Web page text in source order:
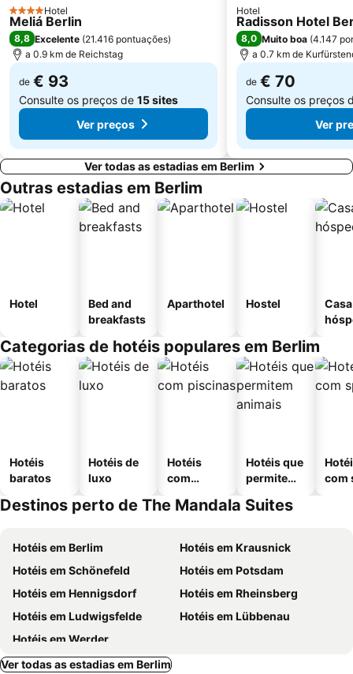
Reichstag
Historische Tour Flughafen Tempelhof
Wittenbergplatz
4 Estrelas
Hotel
Meliá Berlin
8,8 Excelente (21.416 pontuações)
a 0.9 km de Reichstag
de € 93
Consulte os preços de 15 sites
Ver preços
Hotel
Radisson Hotel
8,0 Muito boa (4.147
a 0.7 km de
de € 70
Consulte os preços
Ver
Ver todas as estadias em Berlim
Outras estadias em Berlim
Hotel
Bed and
breakfasts
Aparthotel Hostel
Categorias de hotéis populares em Berlim
Hotéis
baratos
Hotéis de
luxo
Hotéis
com
Hotéis que
permitem
com
Destinos perto de The Mandala Suites
Hotéis em Berlim
Hotéis em Krausnick
Hotéis em Schönefeld
Hotéis em Potsdam
Hotéis em Hennigsdorf
Hotéis em Rheinsberg
Hotéis em Ludwigsfelde
Hotéis em Lübbenau
Hotéis em Werder
Ver todas as estadias em Berlim